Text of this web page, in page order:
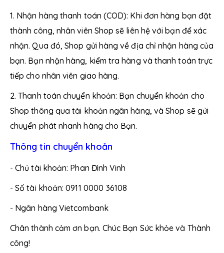
Sản xuất bởi:Công Ty TNHH MTV SX – TM Mỹ Phẩm
Nhật Việt
Địa chỉ công ty:19B đường 42, Khu phố 8, Phường
1. Nhận hàng thanh toán (COD): Khi đơn hàng bạn đặt
thành công, nhân viên Shop sẽ liên hệ với bạn để xác
nhận. Qua đó, Shop gửi hàng về địa chỉ nhận hàng của
bạn. Bạn nhận hàng, kiểm tra hàng và thanh toán trực
tiếp cho nhân viên giao hàng.
2. Thanh toán chuyển khoản: Bạn chuyển khoản cho
Shop thông qua tài khoản ngân hàng, và Shop sẽ gửi
chuyển phát nhanh hàng cho Bạn.
Thông tin chuyển khoản
- Chủ tài khoản: Phan Đình Vinh
- Số tài khoản: 0911 0000 36108
- Ngân hàng Vietcombank
Chân thành cảm ơn bạn. Chúc Bạn Sức khỏe và Thành
công!